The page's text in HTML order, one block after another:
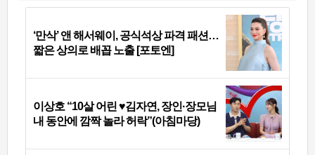
‘만삭’ 앤 해서웨이, 공식석상 파격 패션…
짧은 상의로 배꼽 노출 [포토엔]
이상호 “10살 어린 ♥김자연, 장인·장모님
내 동안에 깜짝 놀라 허락”(아침마당)